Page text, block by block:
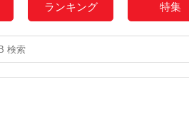
ランキング 特集